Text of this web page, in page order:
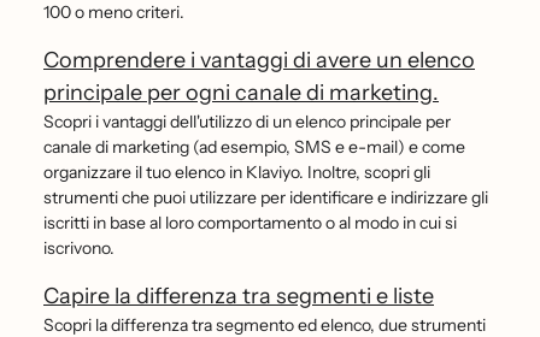
100 o meno criteri.
Comprendere i vantaggi di avere un elenco
principale per ogni canale di marketing.
Scopri i vantaggi dell'utilizzo di un elenco principale per
canale di marketing (ad esempio, SMS e e-mail) e come
organizzare il tuo elenco in Klaviyo. Inoltre, scopri gli
strumenti che puoi utilizzare per identificare e indirizzare gli
iscritti in base al loro comportamento o al modo in cui si
iscrivono.
Capire la differenza tra segmenti e liste
Scopri la differenza tra segmento ed elenco, due strumenti